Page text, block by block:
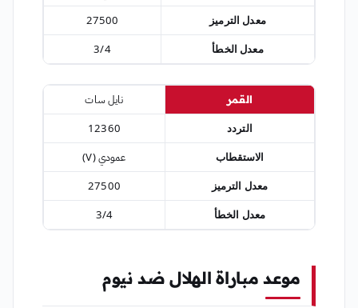
معدل الترميز
27500
معدل الخطأ
3/4
القمر
نايل سات
التردد
12360
الاستقطاب
عمودي (V)
معدل الترميز
27500
معدل الخطأ
3/4
موعد مباراة الهلال ضد نيوم